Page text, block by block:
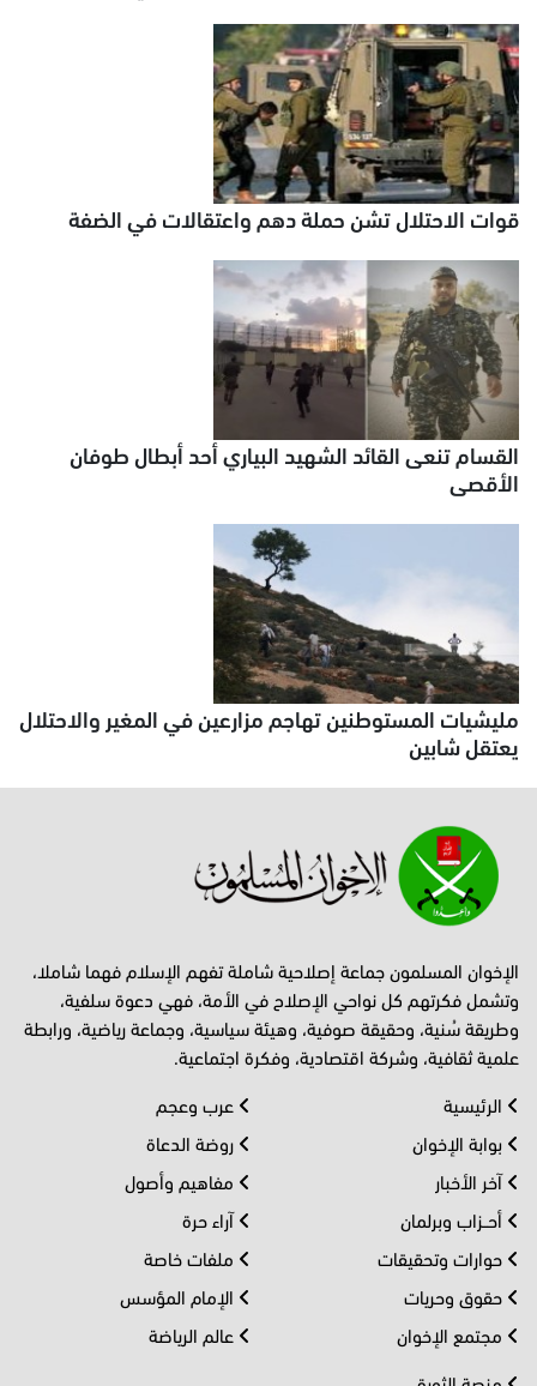
قوات الاحتلال تشن حملة دهم واعتقالات في الضفة
القسام تنعى القائد الشهيد البياري أحد أبطال طوفان
الأقصى
مليشيات المستوطنين تهاجم مزارعين في المغير والاحتلال
يعتقل شابين
الإخوان المسلمون جماعة إصلاحية شاملة تفهم الإسلام فهما شاملا،
وتشمل فكرتهم كل نواحي الإصلاح في الأمة، فهي دعوة سلفية،
وطريقة سُنية، وحقيقة صوفية، وهيئة سياسية، وجماعة رياضية، ورابطة
علمية ثقافية، وشركة اقتصادية، وفكرة اجتماعية.
الرئيسية
بوابة الإخوان
آخر الأخبار
أحــزاب وبرلمان
حوارات وتحقيقات
حقوق وحريات
مجتمع الإخوان
عرب وعجم
روضة الدعاة
مفاهيم وأصول
آراء حرة
ملفات خاصة
الإمام المؤسس
عالم الرياضة